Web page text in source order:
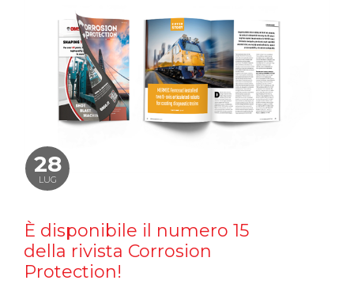
28
LUG
È disponibile il numero 15
della rivista Corrosion
Protection!